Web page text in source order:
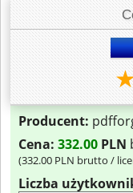
Producent:
Cena: 332.00 PLN
(332.00 PLN brutto /
Liczba